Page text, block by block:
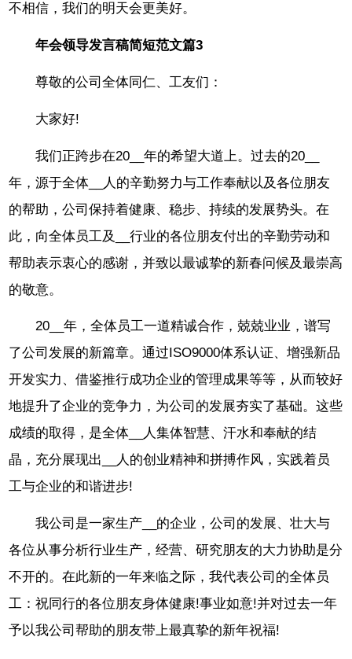
不相信，我们的明天会更美好。
年会领导发言稿简短范文篇3
尊敬的公司全体同仁、工友们：
大家好!
我们正跨步在20__年的希望大道上。过去的20__
年，源于全体__人的辛勤努力与工作奉献以及各位朋友
的帮助，公司保持着健康、稳步、持续的发展势头。在
此，向全体员工及__行业的各位朋友付出的辛勤劳动和
帮助表示衷心的感谢，并致以最诚挚的新春问候及最崇高
的敬意。
20__年，全体员工一道精诚合作，兢兢业业，谱写
了公司发展的新篇章。通过ISO9000体系认证、增强新品
开发实力、借鉴推行成功企业的管理成果等等，从而较好
地提升了企业的竞争力，为公司的发展夯实了基础。这些
成绩的取得，是全体__人集体智慧、汗水和奉献的结
晶，充分展现出__人的创业精神和拼搏作风，实践着员
工与企业的和谐进步!
我公司是一家生产__的企业，公司的发展、壮大与
各位从事分析行业生产，经营、研究朋友的大力协助是分
不开的。在此新的一年来临之际，我代表公司的全体员
工：祝同行的各位朋友身体健康!事业如意!并对过去一年
予以我公司帮助的朋友带上最真挚的新年祝福!